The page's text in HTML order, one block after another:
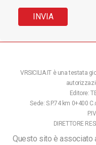
VRSICILIA.IT è una testata
Editore:
Sede: S.P.74 km 0+400
DIRETTORE
Questo sito è associato